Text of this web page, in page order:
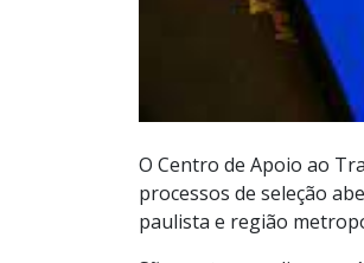
O Centro de Apoio ao
processos de seleção
paulista e região